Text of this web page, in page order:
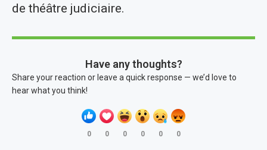
de théâtre judiciaire.
Have any thoughts?
Share your reaction or leave a quick response — we’d love to
hear what you think!
0 0 0 0 0 0